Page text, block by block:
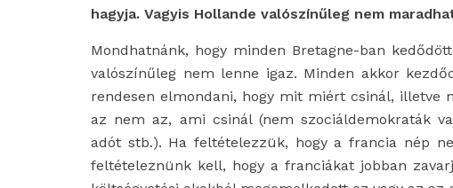
hagyja. Vagyis Hollande valószínűleg nem
Mondhatnánk, hogy minden Bretagne-ban
valószínűleg nem lenne igaz. Minden akkor
rendesen elmondani, hogy mit miért csinál, illetve
az nem az, ami csinál (nem szociáldemokraták
adót stb.). Ha feltételezzük, hogy a francia nép
feltételeznünk kell, hogy a franciákat jobban